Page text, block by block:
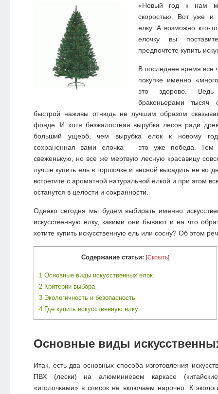
«Новый год к нам
скоростью. Вот уже и
елку. А возможно кто-
елочку вы
предпочтете купить
В последнее время все
покупке именно
это здорово. Ведь
браконьерами
быстрой наживы отнюдь не лучшим образом
фонде. И хотя безжалостная вырубка лесов ради
больший ущерб, чем вырубка елок к новому
сохраненная вами елочка – это уже победа. Тем
свеженькую, но все же мертвую лесную красавицу
лучше купить ель в горшочке и весной высадить ее во
встретите с ароматной натуральной елкой и при этом
останутся в целости и сохранности.
Однако сегодня мы будем выбирать именно
искусственную елку, какими они бывают и на что
хотите купить искусственную ель или сосну? Об этом
Содержание статьи: [Скрыть]
1Основные виды искусственных елок
2Критерии выбора
3Экологичность и безопасность
4Где купить искусственную елку
Основные виды
Итак, есть два основных способа изготовления
ПВХ (лески) на алюминиевом каркасе
«иголочками» в список не включаем нарочно. К